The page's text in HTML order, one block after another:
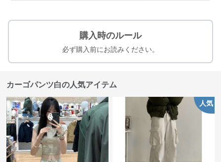
購入時のルール
必ず購入前にお読みください。
カーゴパンツ白の人気アイテム
人気